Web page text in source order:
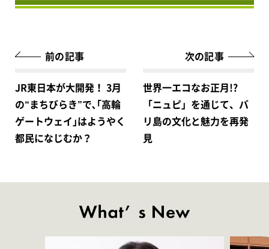
前の記事
JR東日本が大開発！ 3月
の“まちびらき”で､｢高輪
ゲートウェイ｣はようやく
都民になじむか？
次の記事
世界一エコなお正月!?
「ニュピ」を通じて、バ
リ島の文化と魅力を再発
見